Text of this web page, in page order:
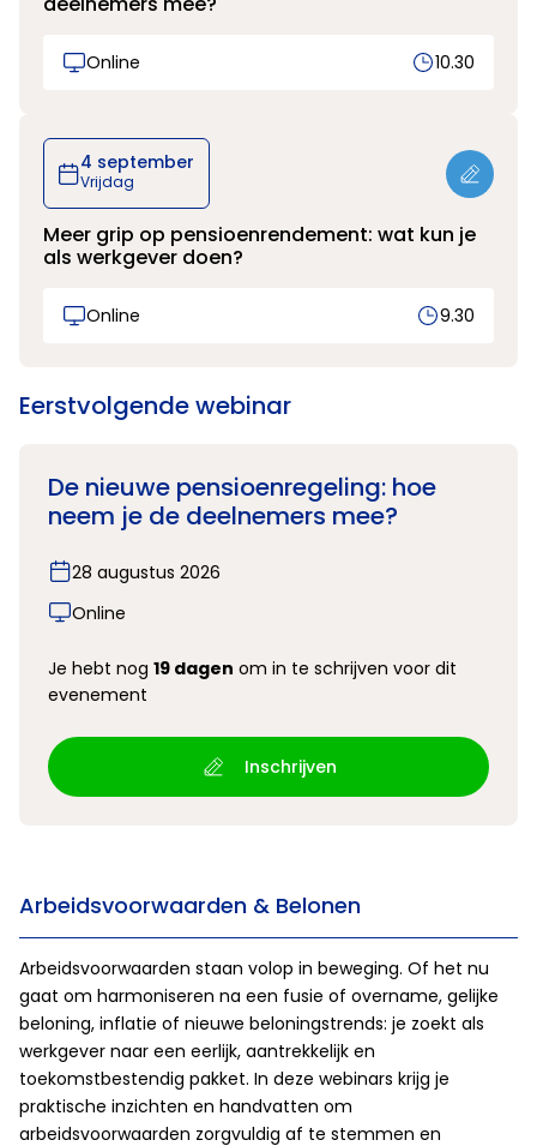
Online 10.30
4 september
Vrijdag
Meer grip op pensioenrendement: wat kun je
als werkgever doen?
Online 9.30
Eerstvolgende webinar
De nieuwe pensioenregeling: hoe
neem je de deelnemers mee?
28 augustus 2026
Online
Je hebt nog 19 dagen om in te schrijven voor dit
evenement
Inschrijven
Arbeidsvoorwaarden & Belonen
Arbeidsvoorwaarden staan volop in beweging. Of het nu
gaat om harmoniseren na een fusie of overname, gelijke
beloning, inflatie of nieuwe beloningstrends: je zoekt als
werkgever naar een eerlijk, aantrekkelijk en
toekomstbestendig pakket. In deze webinars krijg je
praktische inzichten en handvatten om
arbeidsvoorwaarden zorgvuldig af te stemmen en